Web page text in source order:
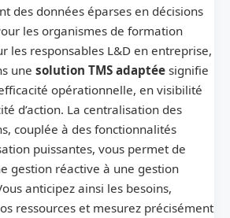
des données éparses en décisions
les organismes de formation
les responsables L&D en entreprise,
une solution TMS adaptée signifie
opérationnelle, en visibilité
d’action. La centralisation des
couplée à des fonctionnalités
puissantes, vous permet de
gestion réactive à une gestion
anticipez ainsi les besoins,
ressources et mesurez précisément